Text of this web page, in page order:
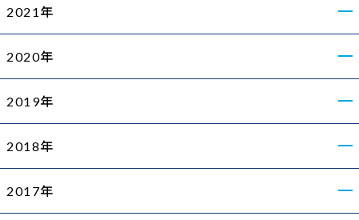
2021年
2020年
2019年
2018年
2017年